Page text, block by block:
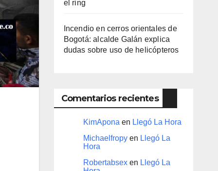
el ring​
Incendio en cerros orientales de
Bogotá: alcalde Galán explica
dudas sobre uso de helicópteros
Comentarios recientes
KimAponaen Llegó La Hora
Michaelfropyen Llegó La
Hora
Robertabsexen Llegó La